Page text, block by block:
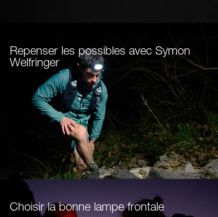
Repenser les possibles avec Symon
Welfringer
Choisir la bonne lampe frontale